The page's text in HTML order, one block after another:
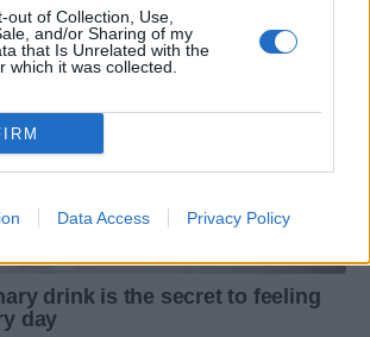
out of Collection, Use,
and/or Sharing of my
that Is Unrelated with the
which it was collected.
Data Access Privacy Policy